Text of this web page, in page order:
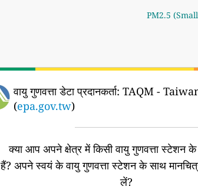
PM2.5
वायु गुणवत्ता डेटा प्रदानकर्ता: TAQM -
(epa.gov.tw)
क्या आप अपने क्षेत्र में किसी वायु गुणवत्ता स्टेशन
हैं? अपने स्वयं के वायु गुणवत्ता स्टेशन के साथ
लें?